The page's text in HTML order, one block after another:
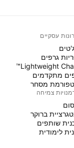
עסקיים
גרפים
Lightweight
מתקדמים
מסחר
צמיחה
ברוקר
שותפים
לימודית